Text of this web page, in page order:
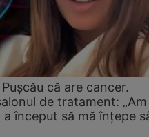
că are cancer.
de tratament:
început să mă înțepe